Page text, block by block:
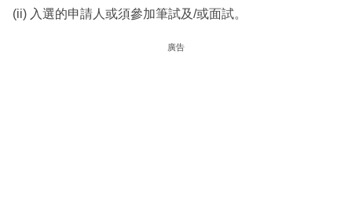
(ii) 入選的申請人或須參加筆試及/或面試。
廣告